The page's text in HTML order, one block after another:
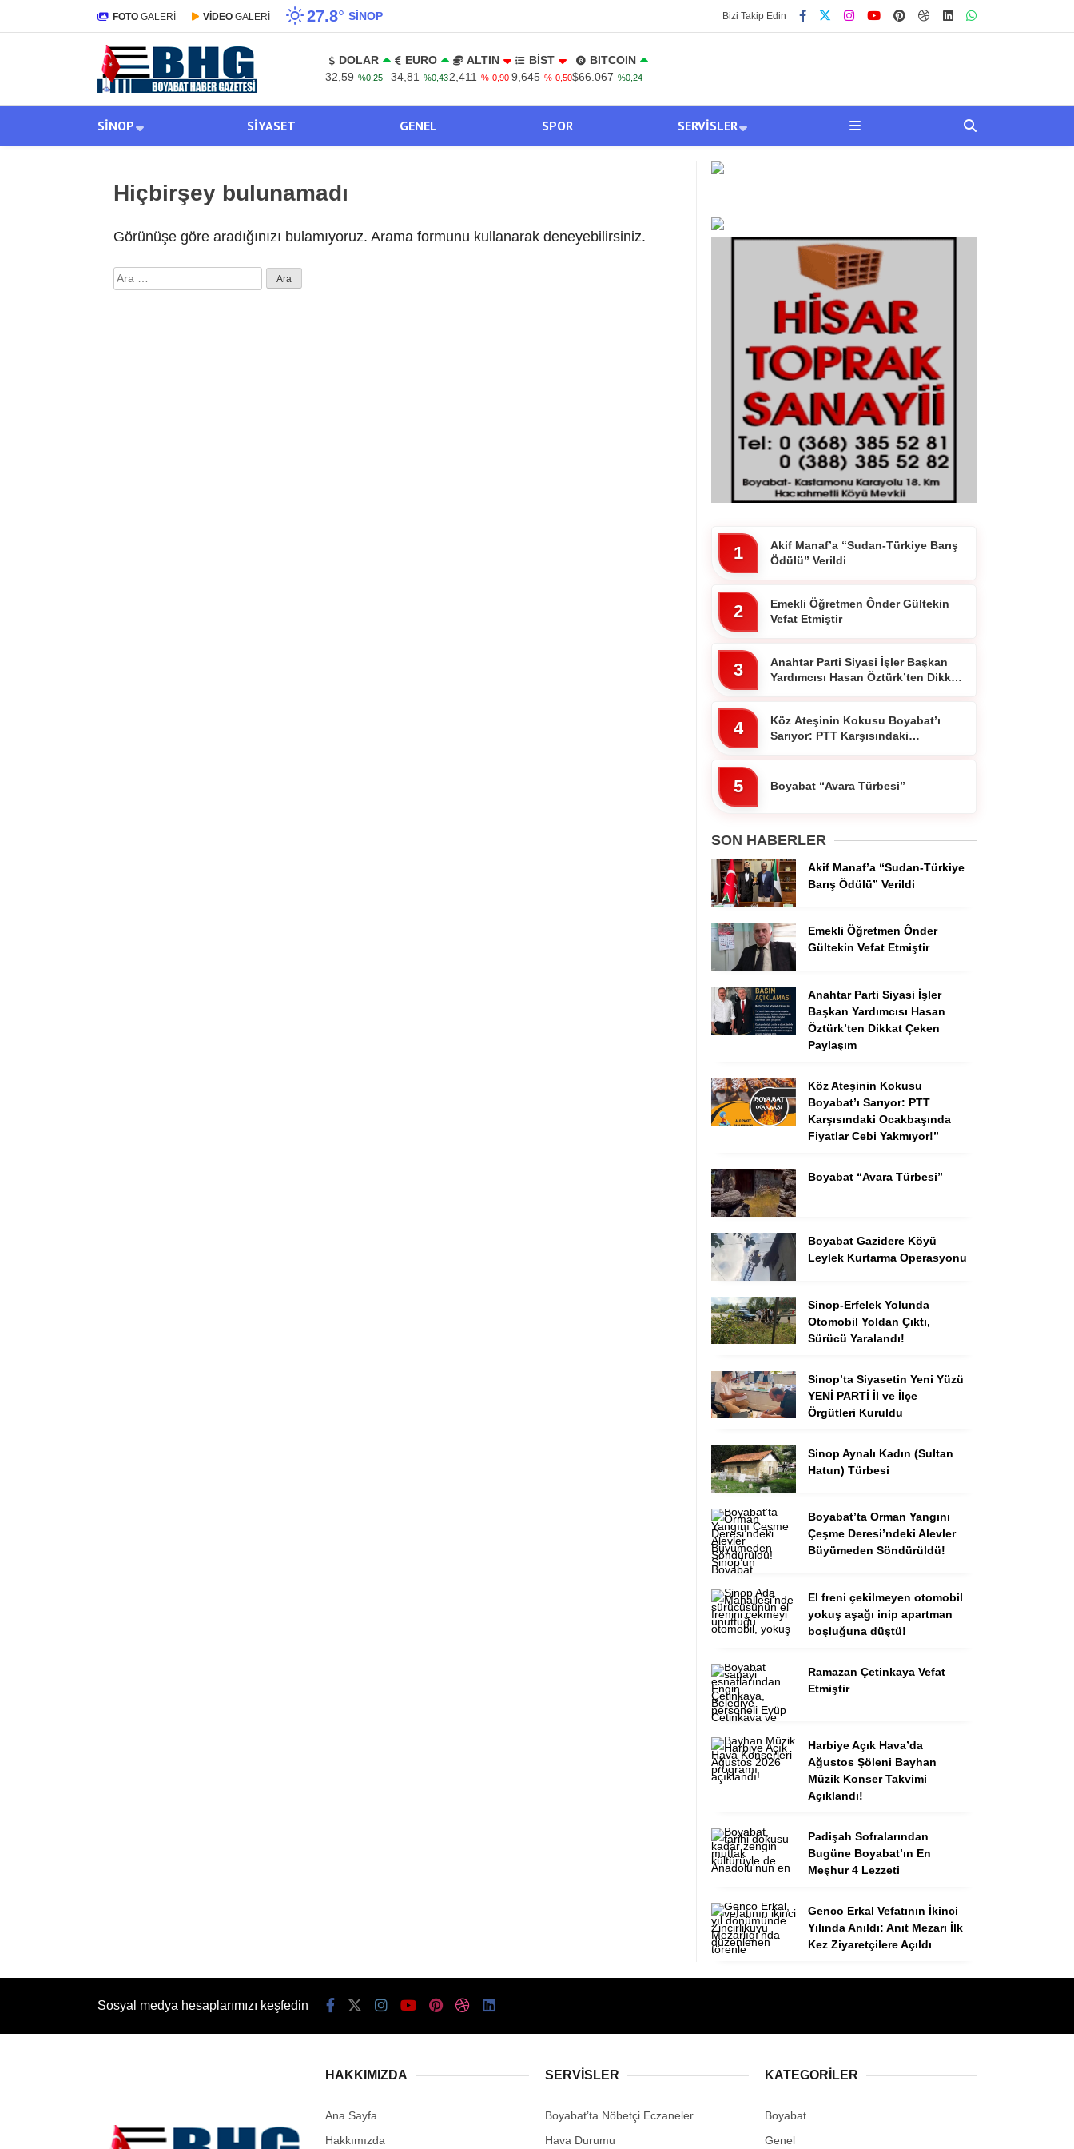
FOTO GALERİ VİDEO GALERİ 27.8° SINOP Bizi Takip Edin
DOLAR
32,59 %0,25
EURO
34,81
%0,43
ALTIN
2,411
%-0,90
BİST
9,645 %-0,50
BITCOIN
$66.067 %0,24
SINOP SIYASET GENEL SPOR SERVISLER
Hiçbirşey bulunamadı
Görünüşe göre aradığınızı bulamıyoruz. Arama formunu kullanarak deneyebilirsiniz.
Arama:
1
Akif Manaf’a “Sudan-Türkiye Barış
Ödülü” Verildi
2
Emekli Öğretmen Ônder Gültekin
Vefat Etmiştir
3
Anahtar Parti Siyasi İşler Başkan
Yardımcısı Hasan Öztürk’ten Dikkat
4
Köz Ateşinin Kokusu Boyabat’ı
Sarıyor: PTT Karşısındaki
5 Boyabat “Avara Türbesi”
SON HABERLER
Akif Manaf’a “Sudan-Türkiye
Barış Ödülü” Verildi
Emekli Öğretmen Ônder
Gültekin Vefat Etmiştir
Anahtar Parti Siyasi İşler
Başkan Yardımcısı Hasan
Öztürk’ten Dikkat Çeken
Paylaşım
Köz Ateşinin Kokusu
Boyabat’ı Sarıyor: PTT
Karşısındaki Ocakbaşında
Fiyatlar Cebi Yakmıyor!”
Boyabat “Avara Türbesi”
Boyabat Gazidere Köyü
Leylek Kurtarma Operasyonu
Sinop-Erfelek Yolunda
Otomobil Yoldan Çıktı,
Sürücü Yaralandı!
Sinop’ta Siyasetin Yeni Yüzü
YENİ PARTİ İl ve İlçe
Örgütleri Kuruldu
Sinop Aynalı Kadın (Sultan
Hatun) Türbesi
Boyabat’ta Orman Yangını
Çeşme Deresi’ndeki Alevler
Büyümeden Söndürüldü!
El freni çekilmeyen otomobil
yokuş aşağı inip apartman
boşluğuna düştü!
Ramazan Çetinkaya Vefat
Etmiştir
Harbiye Açık Hava’da
Ağustos Şöleni Bayhan
Müzik Konser Takvimi
Açıklandı!
Padişah Sofralarından
Bugüne Boyabat’ın En
Meşhur 4 Lezzeti
Genco Erkal Vefatının İkinci
Yılında Anıldı: Anıt Mezarı İlk
Kez Ziyaretçilere Açıldı
Sosyal medya hesaplarımızı keşfedin
HAKKIMIZDA
Ana Sayfa
Hakkımızda
SERVISLER
Boyabat’ta Nöbetçi Eczaneler
Hava Durumu
KATEGORILER
Boyabat
Genel